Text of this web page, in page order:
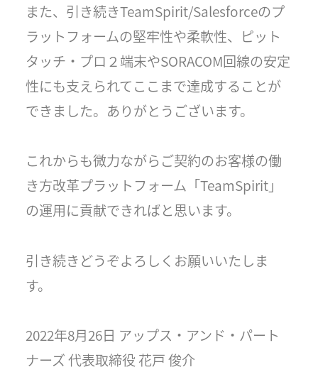
また、引き続きTeamSpirit/Salesforceのプ
ラットフォームの堅牢性や柔軟性、ピット
タッチ・プロ２端末やSORACOM回線の安定
性にも支えられてここまで達成することが
できました。ありがとうございます。
これからも微力ながらご契約のお客様の働
き方改革プラットフォーム「TeamSpirit」
の運用に貢献できればと思います。
引き続きどうぞよろしくお願いいたしま
す。
2022年8月26日 アップス・アンド・パート
ナーズ 代表取締役 花戸 俊介